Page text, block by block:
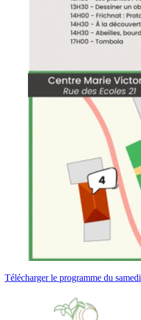
Télécharger le programme du samedi